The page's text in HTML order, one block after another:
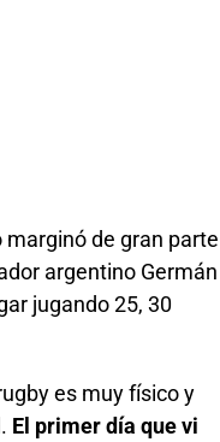
de gran parte
argentino Germán
jugando 25, 30
es muy físico y
El primer día que vi